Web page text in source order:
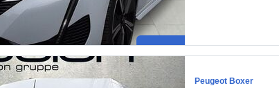
Peugeot Boxer